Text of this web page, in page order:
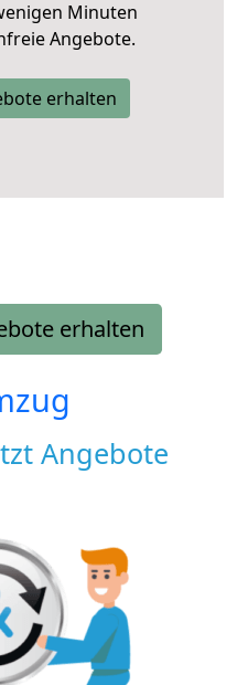
Minuten
Angebote.
erhalten
erhalten
Angebote